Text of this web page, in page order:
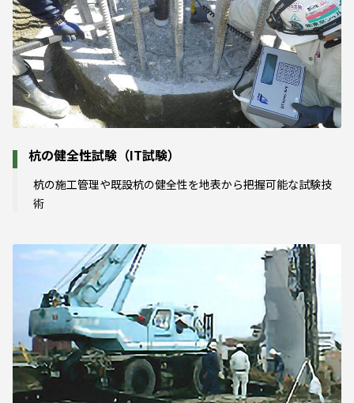
杭の健全性試験（IT試験）
杭の施工管理や既設杭の健全性を地表から把握可能な試験技
術